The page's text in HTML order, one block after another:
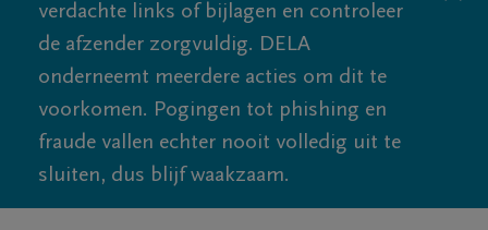
verdachte links of bijlagen en controleer
de afzender zorgvuldig. DELA
onderneemt meerdere acties om dit te
voorkomen. Pogingen tot phishing en
fraude vallen echter nooit volledig uit te
sluiten, dus blijf waakzaam.